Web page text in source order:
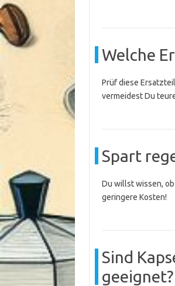
Welche
Prüf diese
vermeidest Du
Spart
Du willst wissen,
geringere Kosten!
Sind
geeignet?